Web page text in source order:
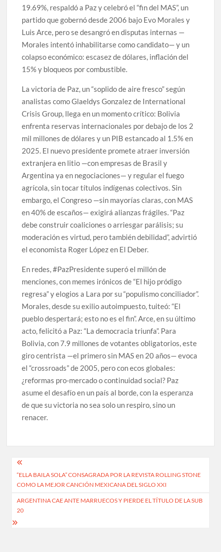
19.69%, respaldó a Paz y celebró el “fin del MAS”, un
partido que gobernó desde 2006 bajo Evo Morales y
Luis Arce, pero se desangró en disputas internas —
Morales intentó inhabilitarse como candidato— y un
colapso económico: escasez de dólares, inflación del
15% y bloqueos por combustible.
La victoria de Paz, un “soplido de aire fresco” según
analistas como Glaeldys Gonzalez de International
Crisis Group, llega en un momento crítico: Bolivia
enfrenta reservas internacionales por debajo de los 2
mil millones de dólares y un PIB estancado al 1.5% en
2025. El nuevo presidente promete atraer inversión
extranjera en litio —con empresas de Brasil y
Argentina ya en negociaciones— y regular el fuego
agrícola, sin tocar títulos indígenas colectivos. Sin
embargo, el Congreso —sin mayorías claras, con MAS
en 40% de escaños— exigirá alianzas frágiles. “Paz
debe construir coaliciones o arriesgar parálisis; su
moderación es virtud, pero también debilidad”, advirtió
el economista Roger López en El Deber.
En redes, #PazPresidente superó el millón de
menciones, con memes irónicos de “El hijo pródigo
regresa” y elogios a Lara por su “populismo conciliador”.
Morales, desde su exilio autoimpuesto, tuiteó: “El
pueblo despertará; esto no es el fin”. Arce, en su último
acto, felicitó a Paz: “La democracia triunfa”. Para
Bolivia, con 7.9 millones de votantes obligatorios, este
giro centrista —el primero sin MAS en 20 años— evoca
el “crossroads” de 2005, pero con ecos globales:
¿reformas pro-mercado o continuidad social? Paz
asume el desafío en un país al borde, con la esperanza
de que su victoria no sea solo un respiro, sino un
renacer.
Navegación
de
entradas
“ELLA BAILA SOLA” CONSAGRADA POR LA REVISTA ROLLING STONE
COMO LA MEJOR CANCIÓN MEXICANA DEL SIGLO XXI
ARGENTINA CAE ANTE MARRUECOS Y PIERDE EL TÍTULO DE LA SUB
20